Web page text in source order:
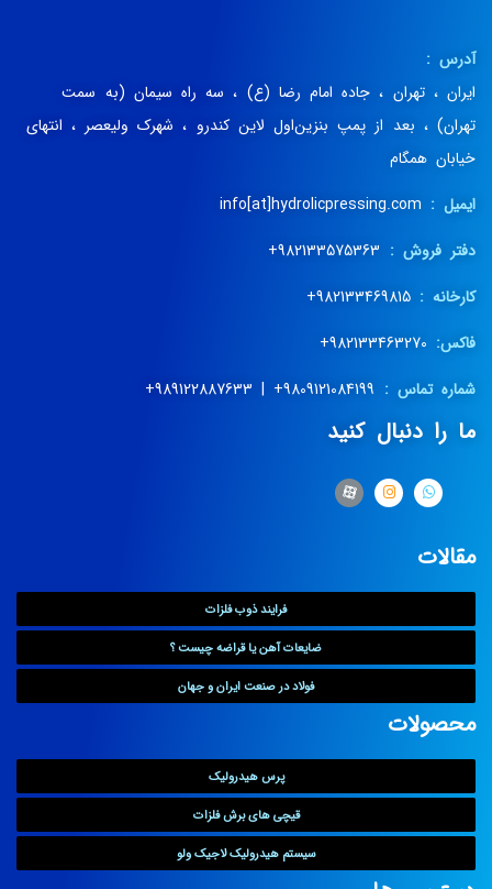
آدرس :
ایران ، تهران ، جاده امام رضا (ع) ، سه راه سیمان (به سمت
تهران) ، بعد از پمپ بنزین‌اول لاین کندرو ، شهرک ولیعصر ، انتهای
خیابان همگام
ایمیل :
دفتر فروش :
کارخانه : 982133469815+
فاکس:
شماره تماس :
ما را دنبال کنید
مقالات
فرایند ذوب فلزات
ضایعات آهن یا قراضه چیست ؟
فولاد در صنعت ایران و جهان
محصولات
پرس هیدرولیک
قیچی های برش فلزات
سیستم هیدرولیک لاجیک ولو